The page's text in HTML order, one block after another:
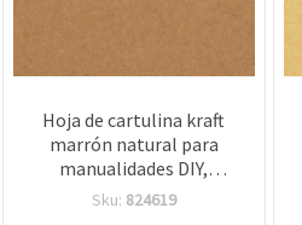
Hoja de cartulina kraft
marrón natural para
manualidades DIY,
tarjetas de felicitación,
Sku: 824619